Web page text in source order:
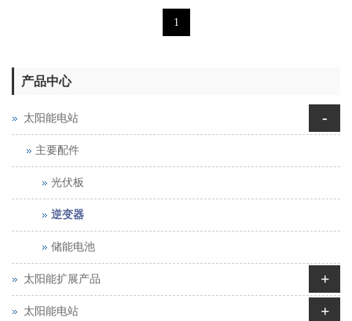
1
产品中心
太阳能电站 -
主要配件
光伏板
逆变器
储能电池
太阳能扩展产品 +
太阳能电站 +